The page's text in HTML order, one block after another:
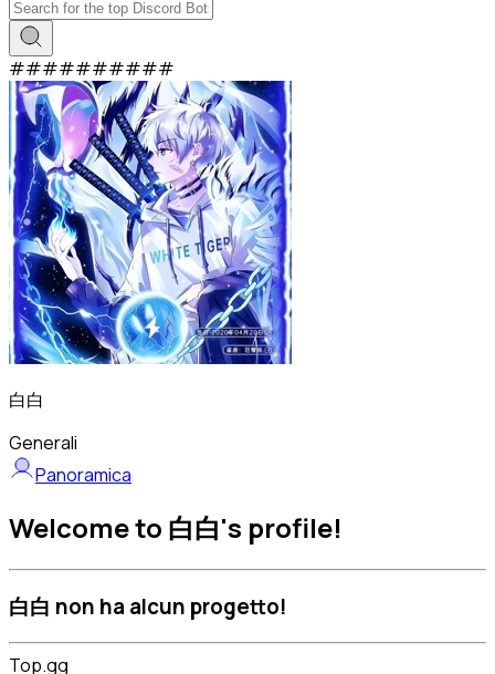
##########
白白
Generali
Panoramica
Welcome to 白白's profile!
白白 non ha alcun progetto!
Top.gg